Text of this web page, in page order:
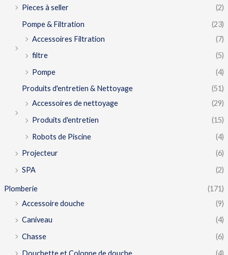
Pieces à seller
(2)
Pompe & Filtration
(23)
Accessoires Filtration
(7)
filtre
(5)
Pompe
(4)
Produits d'entretien & Nettoyage
(51)
Accessoires de nettoyage
(29)
Produits d'entretien
(15)
Robots de Piscine
(4)
Projecteur
(6)
SPA
(2)
Plomberie
(171)
Accessoire douche
(9)
Caniveau
(4)
Chasse
(6)
Douchette et Colonne de douche
(4)